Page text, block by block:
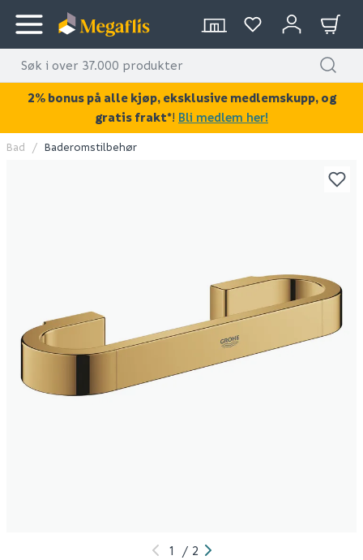
badekargrep børstet
30 cm
Kendo skrutrekker
Bad Baderomstilbehør
1 / 2
2% bonus på alle kjøp, eksklusive medlemskupp, og
gratis frakt*! Bli medlem her!